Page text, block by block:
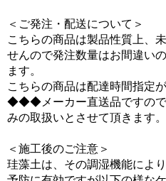
＜ご発注・配送について＞
こちらの商品は製品性質上、
せんので発注数量はお間違い
ます。
こちらの商品は配達時間指定
◆◆◆メーカー直送品ですので
みの取扱いとさせて頂きま
＜施工後のご注意＞
珪藻土は、その調湿機能によ